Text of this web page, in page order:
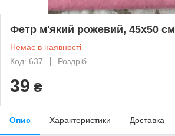
Фетр м'який рожевий, 45х50 см
Немає в наявності
Код: 637
Роздріб
39 ₴
Опис Характеристики Доставка